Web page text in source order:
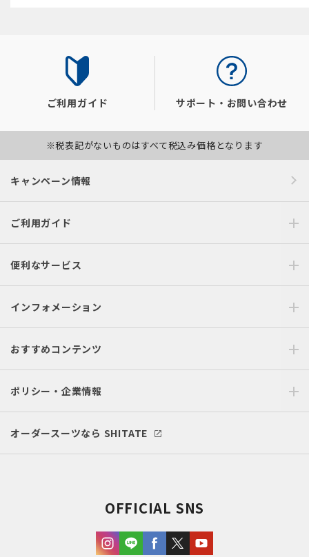
ご利用ガイド サポート・お問い合わせ
※税表記がないものはすべて税込み価格となります
キャンペーン情報
ご利用ガイド
便利なサービス
インフォメーション
おすすめコンテンツ
ポリシー・企業情報
オーダースーツなら SHITATE
OFFICIAL SNS